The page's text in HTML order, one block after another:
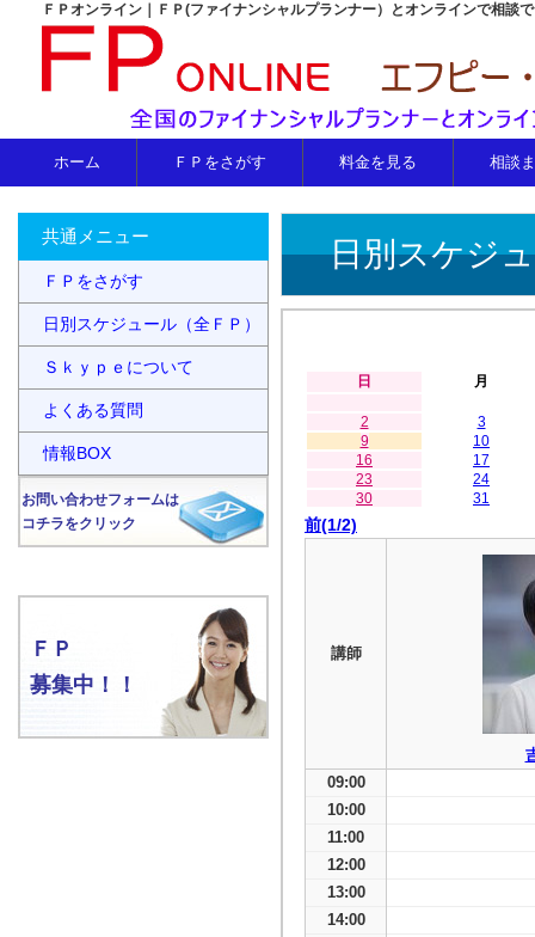
ＦＰオンライン｜ＦＰ(ファイナンシャルプランナー）とオンラインで相談
ホーム ＦＰをさがす 料金を見る 相談
日別スケジ
日 月
2
3
9
10
16
17
23
24
30
31
前(1/2)
講師
09:00
10:00
11:00
12:00
13:00
14:00
共通メニュー
ＦＰをさがす
日別スケジュール（全ＦＰ）
Ｓｋｙｐｅについて
よくある質問
情報BOX
お問い合わせフォームは
コチラをクリック
ＦＰ
募集中！！